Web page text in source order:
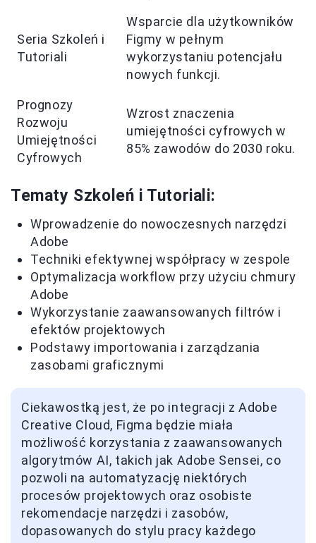
Seria Szkoleń i
Tutoriali
Wsparcie dla użytkowników
Figmy w pełnym
wykorzystaniu potencjału
nowych funkcji.
Prognozy
Rozwoju
Umiejętności
Cyfrowych
Wzrost znaczenia
umiejętności cyfrowych w
85% zawodów do 2030 roku.
Tematy Szkoleń i Tutoriali:
Wprowadzenie do nowoczesnych narzędzi
Adobe
Techniki efektywnej współpracy w zespole
Optymalizacja workflow przy użyciu chmury
Adobe
Wykorzystanie zaawansowanych filtrów i
efektów projektowych
Podstawy importowania i zarządzania
zasobami graficznymi
Ciekawostką jest, że po integracji z Adobe
Creative Cloud, Figma będzie miała
możliwość korzystania z zaawansowanych
algorytmów AI, takich jak Adobe Sensei, co
pozwoli na automatyzację niektórych
procesów projektowych oraz osobiste
rekomendacje narzędzi i zasobów,
dopasowanych do stylu pracy każdego